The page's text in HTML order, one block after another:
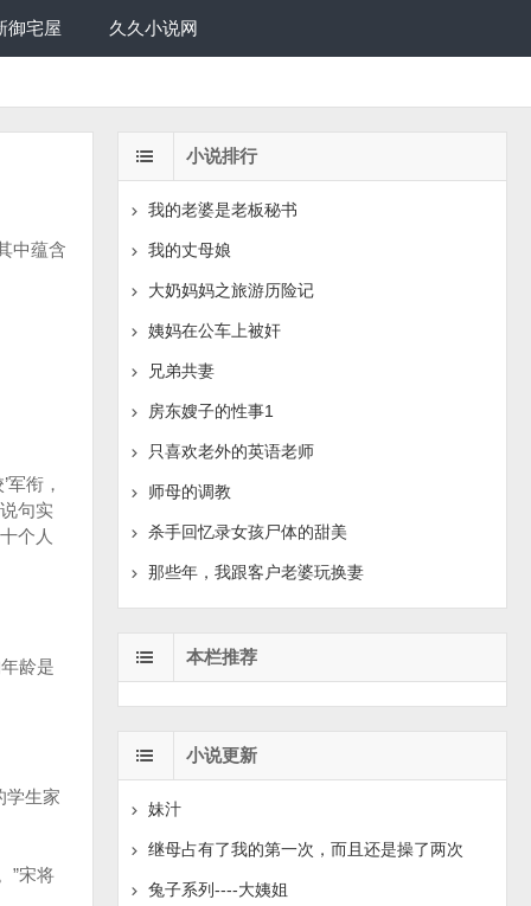
御宅屋 久久小说网
中蕴含
衔，
句实
个人
龄是
学生家
”宋将
小说排行
我的老婆是老板秘书
我的丈母娘
大奶妈妈之旅游历险记
姨妈在公车上被奸
兄弟共妻
房东嫂子的性事1
只喜欢老外的英语老师
师母的调教
杀手回忆录女孩尸体的甜美
那些年，我跟客户老婆玩换妻
本栏推荐
小说更新
妹汁
继母占有了我的第一次，而且还是操了两次
兔子系列----大姨姐